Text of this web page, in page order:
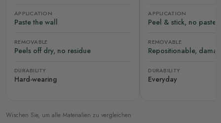
APPLICATION
Paste the wall
REMOVABLE
Peels off dry, no residue
DURABILITY
Hard-wearing
APPLICATION
Peel & stick, no paste
REMOVABLE
Repositionable,
DURABILITY
Everyday
Wischen Sie, um alle Materialien zu vergleichen